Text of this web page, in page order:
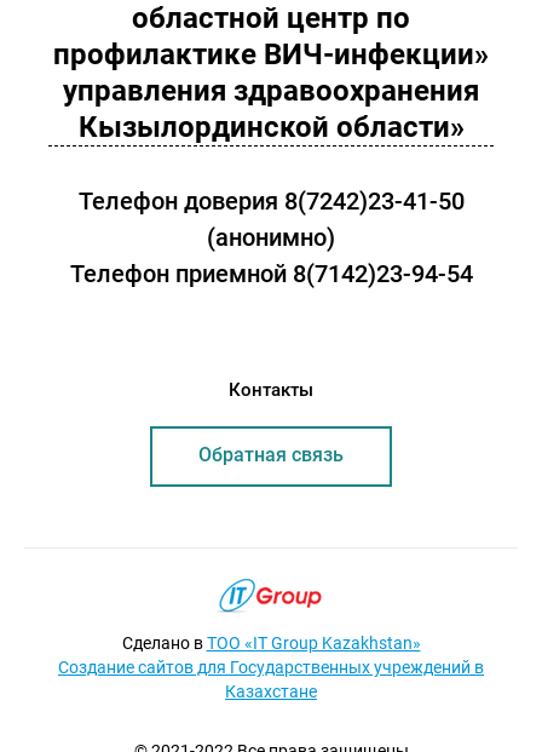
областной центр по
профилактике ВИЧ-инфекции»
управления здравоохранения
Кызылординской области»
Телефон доверия 8(7242)23-41-50
(анонимно)
Телефон приемной 8(7142)23-94-54
Контакты
Обратная связь
Сделано вТОО «IT Group Kazakhstan»
Создание сайтов для Государственных учреждений в
Казахстане